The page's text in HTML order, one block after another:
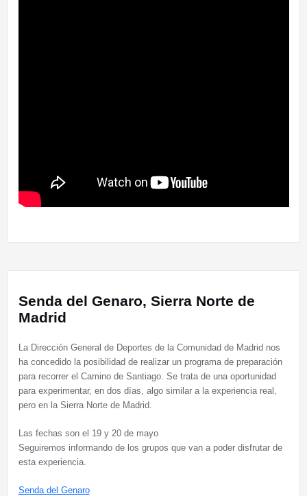
Senda del Genaro, Sierra Norte de
Madrid
La Dirección General de Deportes de la Comunidad de Madrid nos
ha concedido la posibilidad de realizar un programa de preparación
para recorrer el Camino de Santiago. Se trata de una oportunidad
para experimentar, en dos días, algo similar a la experiencia real,
pero en la Sierra Norte de Madrid.
Las fechas son el 19 y 20 de mayo
Seguiremos informando de los grupos que van a poder disfrutar de
esta experiencia.
Senda del Genaro